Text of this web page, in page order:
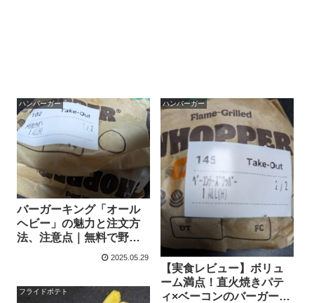
ハンバーガー
バーガーキング「オール
ヘビー」の魅力と注文方
法、注意点｜無料で野菜
とソースが1.5倍に！
2025.05.29
ハンバーガー
【実食レビュー】ボリュ
ーム満点！直火焼きパテ
ィ×ベーコンのバーガーキ
フライドポテト